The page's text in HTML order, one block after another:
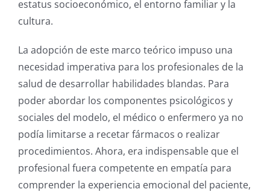
estatus socioeconómico, el entorno familiar y la
cultura.
La adopción de este marco teórico impuso una
necesidad imperativa para los profesionales de la
salud de desarrollar habilidades blandas. Para
poder abordar los componentes psicológicos y
sociales del modelo, el médico o enfermero ya no
podía limitarse a recetar fármacos o realizar
procedimientos. Ahora, era indispensable que el
profesional fuera competente en empatía para
comprender la experiencia emocional del paciente,